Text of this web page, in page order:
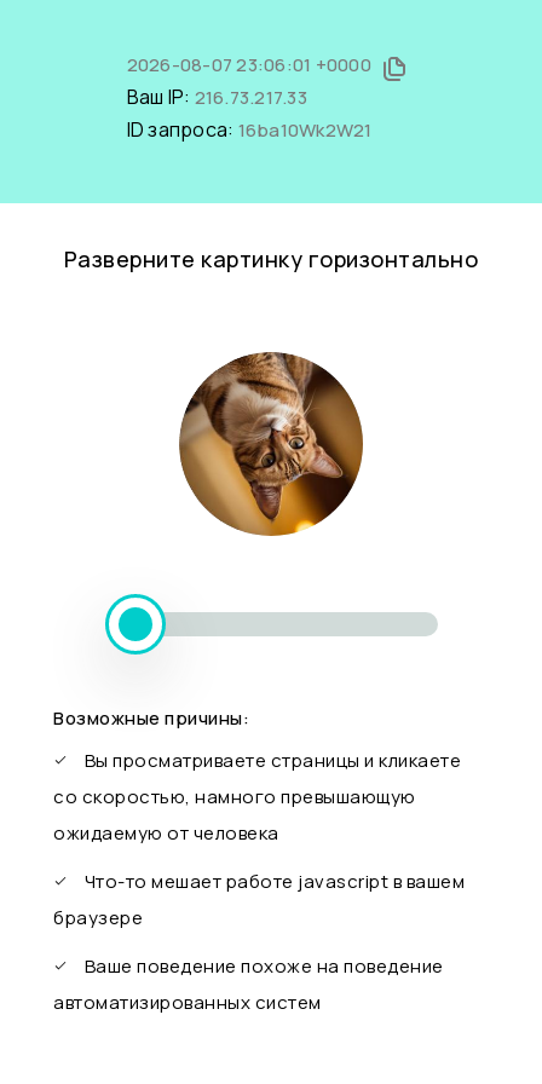
2026-08-07 23:06:01 +0000
Ваш IP: 216.73.217.33
ID запроса: 16ba10Wk2W21
Разверните картинку горизонтально
Возможные причины:
Вы просматриваете страницы и кликаете
со скоростью, намного превышающую
ожидаемую от человека
Что-то мешает работе javascript в вашем
браузере
Ваше поведение похоже на поведение
автоматизированных систем